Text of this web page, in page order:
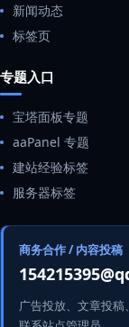
新闻动态
标签页
专题入口
宝塔面板专题
aaPanel 专题
建站经验标签
服务器标签
商务合作 / 内容投稿
广告投放、文章投